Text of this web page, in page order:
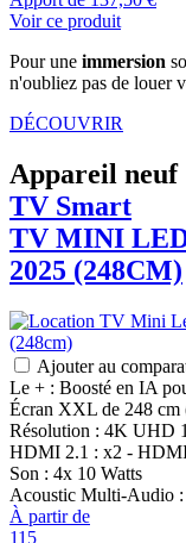
Voir ce produit
Pour une immersion
n'oubliez pas de louer
DÉCOUVRIR
Appareil neuf
TV Smart
TV MINI
2025 (248CM)
Ajouter au
Le + : Boosté en IA
Écran XXL de 248 cm
Résolution : 4K UHD
HDMI 2.1 : x2 -
Son : 4x 10 Watts
Acoustic Multi-Audio :
À partir de
115